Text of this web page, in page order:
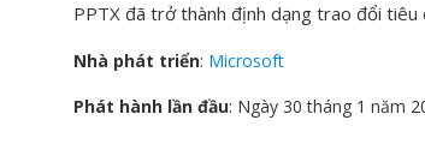
PPTX đã trở thành định dạng trao đổi tiêu
Nhà phát triển: Microsoft
Phát hành lần đầu: Ngày 30 tháng 1 năm